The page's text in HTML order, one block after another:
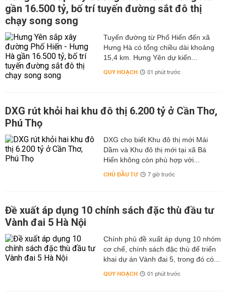
gần 16.500 tỷ, bố trí tuyến đường sắt đô thị
chạy song song
Tuyến đường từ Phố Hiến đến xã
Hưng Hà có tổng chiều dài khoảng
15,4 km. Hưng Yên dự kiến...
QUY HOẠCH 01 phút trước
DXG rút khỏi hai khu đô thị 6.200 tỷ ở Cần Thơ,
Phú Thọ
DXG cho biết Khu đô thị mới Mái
Dầm và Khu đô thị mới tại xã Bá
Hiến không còn phù hợp với...
CHỦ ĐẦU TƯ 7 giờ trước
Đề xuất áp dụng 10 chính sách đặc thù đầu tư
Vành đai 5 Hà Nội
Chính phủ đề xuất áp dụng 10 nhóm
cơ chế, chính sách đặc thù để triển
khai dự án Vành đai 5, trong đó có...
QUY HOẠCH 01 phút trước